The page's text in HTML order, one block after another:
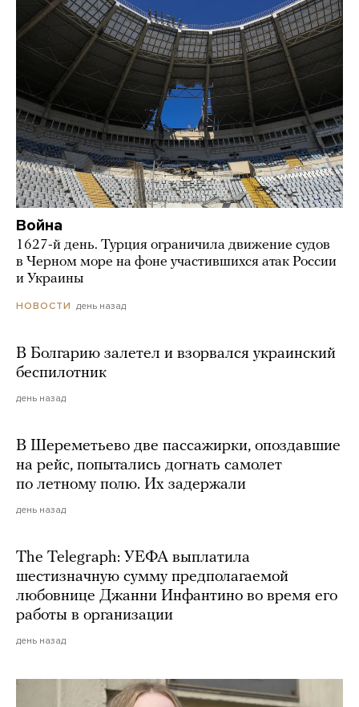
Война
1627-й день. Турция ограничила движение судов
в Черном море на фоне участившихся атак России
и Украины
НОВОСТИ день назад
В Болгарию залетел и взорвался украинский
беспилотник
день назад
В Шереметьево две пассажирки, опоздавшие
на рейс, попытались догнать самолет
по летному полю. Их задержали
день назад
The Telegraph: УЕФА выплатила
шестизначную сумму предполагаемой
любовнице Джанни Инфантино во время его
работы в организации
день назад